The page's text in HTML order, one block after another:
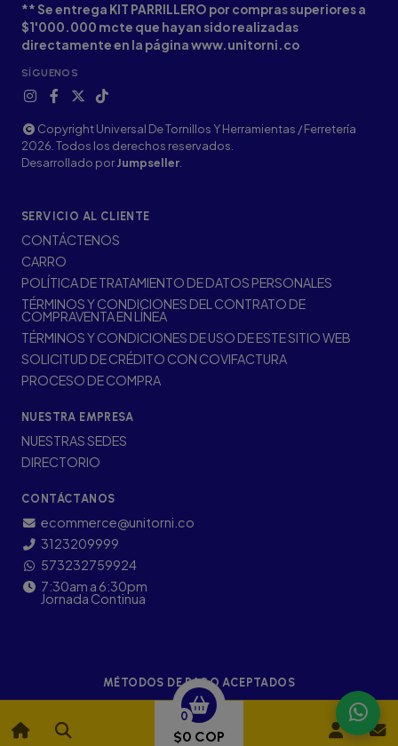
0
$0 COP
** Se entrega KIT PARRILLERO por compras superiores a
$1'000.000 mcte que hayan sido realizadas
directamente en la página www.unitorni.co
SÍGUENOS
Copyright Universal De Tornillos Y Herramientas / Ferretería
2026. Todos los derechos reservados.
Desarrollado porJumpseller
SERVICIO AL CLIENTE
CONTÁCTENOS
CARRO
POLÍTICA DE TRATAMIENTO DE DATOS PERSONALES
TÉRMINOS Y CONDICIONES DEL CONTRATO DE
COMPRAVENTA EN LÍNEA
TÉRMINOS Y CONDICIONES DE USO DE ESTE SITIO WEB
SOLICITUD DE CRÉDITO CON COVIFACTURA
PROCESO DE COMPRA
NUESTRA EMPRESA
NUESTRAS SEDES
DIRECTORIO
CONTÁCTANOS
ecommerce@unitorni.co
3123209999
573232759924
7:30am a 6:30pm
Jornada Continua
MÉTODOS DE PAGO ACEPTADOS